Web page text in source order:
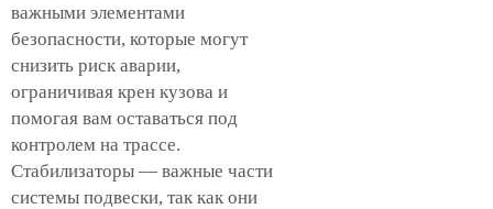
важными элементами
безопасности, которые могут
снизить риск аварии,
ограничивая крен кузова и
помогая вам оставаться под
контролем на трассе.
Стабилизаторы — важные части
системы подвески, так как они